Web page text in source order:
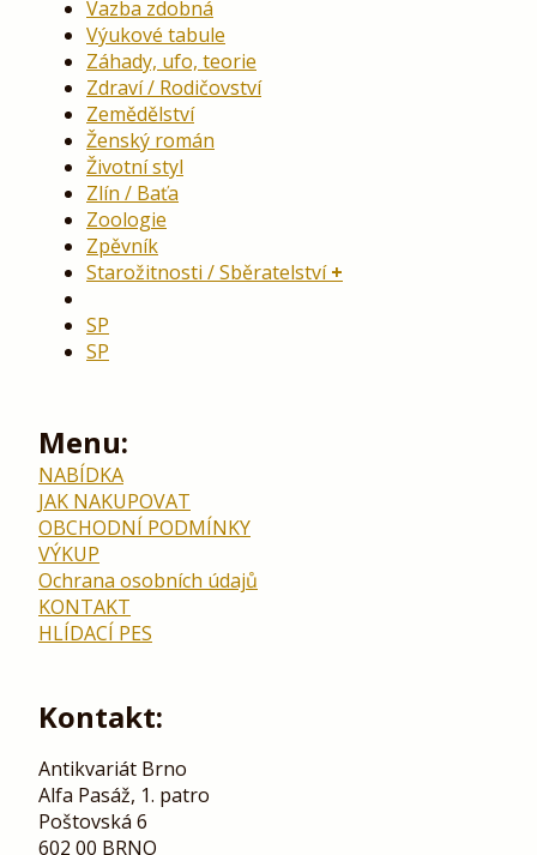
Vazba zdobná
Výukové tabule
Záhady, ufo, teorie
Zdraví / Rodičovství
Zemědělství
Ženský román
Životní styl
Zlín / Baťa
Zoologie
Zpěvník
Starožitnosti / Sběratelství
SP
SP
Menu:
NABÍDKA
JAK NAKUPOVAT
OBCHODNÍ PODMÍNKY
VÝKUP
Ochrana osobních údajů
KONTAKT
HLÍDACÍ PES
Kontakt:
Antikvariát Brno
Alfa Pasáž, 1. patro
Poštovská 6
602 00 BRNO